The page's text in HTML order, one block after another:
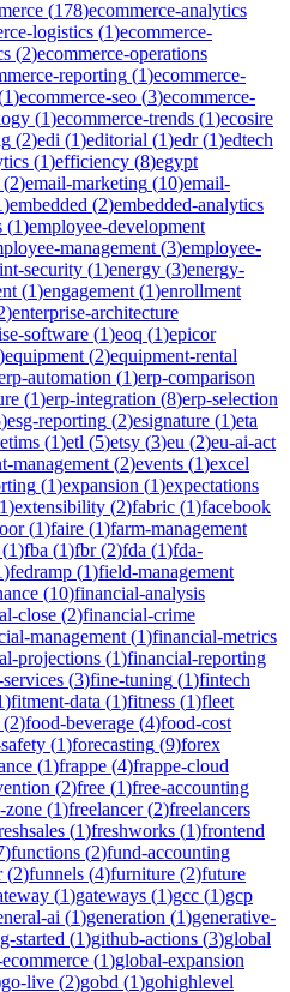
(178)ecommerce-analytics
logistics (1)ecommerce-
(2)ecommerce-operations
reporting (1)ecommerce-
1)ecommerce-seo (3)ecommerce-
(1)ecommerce-trends (1)ecosire
(2)edi (1)editorial (1)edr(1)edtech
(1)efficiency (8)egypt
(2)email-marketing (10)email-
)embedded (2)embedded-analytics
(1)employee-development
management (3)employee-
security (1)energy (3)energy-
(1)engagement (1)enrollment
)enterprise-architecture
software (1)eoq (1)epicor
)equipment (2)equipment-rental
automation (1)erp-comparison
(1)erp-integration (8)erp-selection
)esg-reporting (2)esignature (1)eta
etims (1)etl (5)etsy (3)eu (2)eu-ai-act
management (2)events (1)excel
(1)expansion (1)expectations
1)extensibility (2)fabric (1)facebook
(1)faire (1)farm-management
(1)fba (1)fbr(2)fda (1)fda-
)fedramp (1)field-management
(10)financial-analysis
close (2)financial-crime
management (1)financial-metrics
projections (1)financial-reporting
(3)fine-tuning (1)fintech
)fitment-data (1)fitness (1)fleet
(2)food-beverage (4)food-cost
(1)forecasting (9)forex
(1)frappe (4)frappe-cloud
(2)free (1)free-accounting
zone (1)freelancer(2)freelancers
(1)freshworks (1)frontend
)functions (2)fund-accounting
(2)funnels (4)furniture (2)future
(1)gateways (1)gcc (1)gcp
ai (1)generation (1)generative-
started (1)github-actions (3)global
(1)global-expansion
go-live (2)gobd (1)gohighlevel